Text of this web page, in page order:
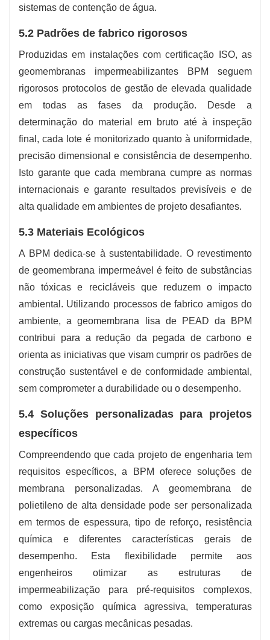
sistemas de contenção de água.
5.2 Padrões de fabrico rigorosos
Produzidas em instalações com certificação ISO, as
geomembranas impermeabilizantes BPM seguem
rigorosos protocolos de gestão de elevada qualidade
em todas as fases da produção. Desde a
determinação do material em bruto até à inspeção
final, cada lote é monitorizado quanto à uniformidade,
precisão dimensional e consistência de desempenho.
Isto garante que cada membrana cumpre as normas
internacionais e garante resultados previsíveis e de
alta qualidade em ambientes de projeto desafiantes.
5.3 Materiais Ecológicos
A BPM dedica-se à sustentabilidade. O revestimento
de geomembrana impermeável é feito de substâncias
não tóxicas e recicláveis ​​que reduzem o impacto
ambiental. Utilizando processos de fabrico amigos do
ambiente, a geomembrana lisa de PEAD da BPM
contribui para a redução da pegada de carbono e
orienta as iniciativas que visam cumprir os padrões de
construção sustentável e de conformidade ambiental,
sem comprometer a durabilidade ou o desempenho.
5.4 Soluções personalizadas para projetos
específicos
Compreendendo que cada projeto de engenharia tem
requisitos específicos, a BPM oferece soluções de
membrana personalizadas. A geomembrana de
polietileno de alta densidade pode ser personalizada
em termos de espessura, tipo de reforço, resistência
química e diferentes características gerais de
desempenho. Esta flexibilidade permite aos
engenheiros otimizar as estruturas de
impermeabilização para pré-requisitos complexos,
como exposição química agressiva, temperaturas
extremas ou cargas mecânicas pesadas.